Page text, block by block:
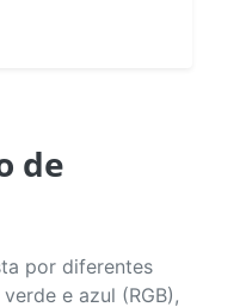
de
por diferentes
e azul (RGB),